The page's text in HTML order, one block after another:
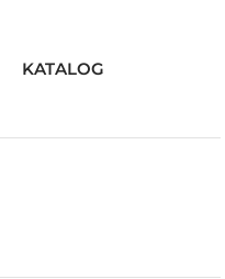
KATALOG